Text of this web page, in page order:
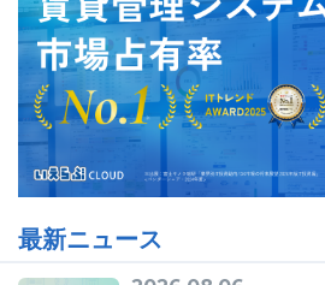
ニュース一覧 お役立ちブログ
特長 サービス一覧
最新ニュース